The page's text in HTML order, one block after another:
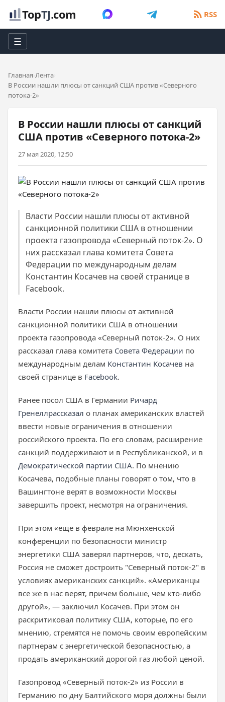
TopTJ.com RSS
☰
Главная Лента
В России нашли плюсы от санкций США против «Северного
потока-2»
В России нашли плюсы от санкций
США против «Северного потока-2»
27 мая 2020, 12:50
Власти России нашли плюсы от активной
санкционной политики США в отношении
проекта газопровода «Северный поток-2». О
них рассказал глава комитета Совета
Федерации по международным делам
Константин Косачев на своей странице в
Facebook.
Власти России нашли плюсы от активной
санкционной политики США в отношении
проекта газопровода «Северный поток-2». О них
рассказал глава комитета Совета Федерации по
международным делам Константин Косачев на
своей странице в Facebook.
Ранее посол США в Германии Ричард
Гренеллрассказал о планах американских властей
ввести новые ограничения в отношении
российского проекта. По его словам, расширение
санкций поддерживают и в Республиканской, и в
Демократической партии США. По мнению
Косачева, подобные планы говорят о том, что в
Вашингтоне верят в возможности Москвы
завершить проект, несмотря на ограничения.
При этом «еще в феврале на Мюнхенской
конференции по безопасности министр
энергетики США заверял партнеров, что, дескать,
Россия не сможет достроить "Северный поток-2" в
условиях американских санкций». «Американцы
все же в нас верят, причем больше, чем кто-либо
другой», — заключил Косачев. При этом он
раскритиковал политику США, которые, по его
мнению, стремятся не помочь своим европейским
партнерам с энергетической безопасностью, а
продать американский дорогой газ любой ценой.
Газопровод «Северный поток-2» из России в
Германию по дну Балтийского моря должны были